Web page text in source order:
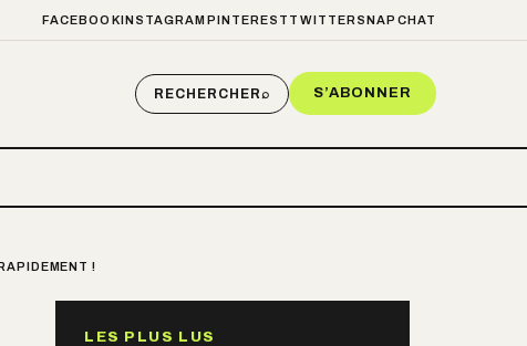
FACEBOOKINSTAGRAM PINTEREST TWITTER SNAPCHAT
RECHERCHER⌕ S’ABONNER
!
LES PLUS LUS